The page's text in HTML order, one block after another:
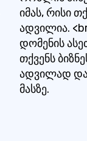
იმას, რისი
ადვილია.
დომენის
თქვენს
ადვილად
მასზე.